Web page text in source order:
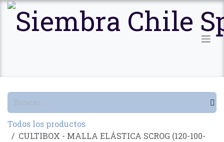
Ir al contenido
Todos los productos
CULTIBOX - MALLA ELÁSTICA SCROG (120-100-